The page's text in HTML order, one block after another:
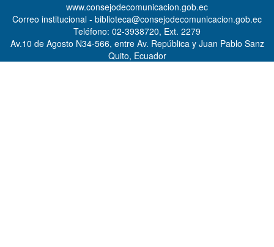
www.consejodecomunicacion.gob.ec
Correo institucional - biblioteca@consejodecomunicacion.gob.ec
Teléfono: 02-3938720, Ext. 2279
Av.10 de Agosto N34-566, entre Av. República y Juan Pablo Sanz
Quito, Ecuador